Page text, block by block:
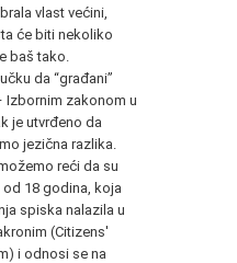
vlast većini,
će biti nekoliko
baš tako.
da “građani”
Izbornim zakonom u
je utvrđeno da
jezična razlika.
reći da su
18 godina, koja
spiska nalazila u
(Citizens'
i odnosi se na